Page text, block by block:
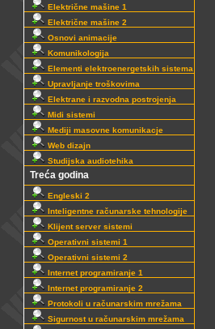
Električne mašine 1
Električne mašine 2
Osnovi animacije
Komunikologija
Elementi elektroenergetskih sistema
Upravljanje troškovima
Elektrane i razvodna postrojenja
Midi sistemi
Mediji masovne komunikacje
Web dizajn
Studijska audiotehika
Treća godina
Engleski 2
Inteligentne računarske tehnologije
Klijent server sistemi
Operativni sistemi 1
Operativni sistemi 2
Internet programiranje 1
Internet programiranje 2
Protokoli u računarskim mrežama
Sigurnost u računarskim mrežama